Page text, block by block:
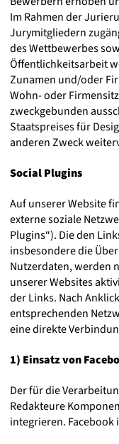
Im Rahmen der
Jurymitgliedern
des Wettbewerbes
Öffentlichkeitsarbeit
Zunamen und/oder
Wohn- oder
zweckge­bunden
Staatspreises für
anderen Zweck
Social Plugins
Auf unserer Website
externe soziale
Plugins“). Die den
insbesondere die
Nutzerdaten, werden
unserer Websites
der Links. Nach
entsprechenden
eine direkte
1) Einsatz von
Der für die
Redakteure
integrieren. Facebook